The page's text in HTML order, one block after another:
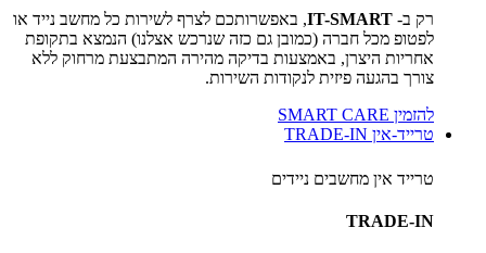
רק ב- IT-SMART, באפשרותכם לצרף לשירות כל מחשב נייד או
לפטופ מכל חברה (כמובן גם כזה שנרכש אצלנו) הנמצא בתקופת
אחריות היצרן, באמצעות בדיקה מהירה המתבצעת מרחוק ללא
צורך בהגעה פיזית לנקודות השירות.
להזמין SMART CARE
טרייד-אין TRADE-IN
טרייד אין מחשבים ניידים
TRADE-IN